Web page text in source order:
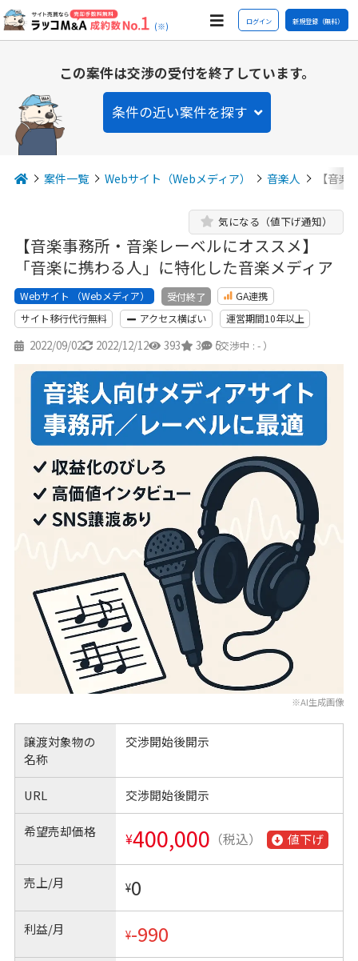
(※) ログイン 新規登録（無料）
この案件は交渉の受付を終了しています。
条件の近い案件を探す
案件一覧 Webサイト（Webメディア） 音楽人 【音
【音楽事務所・音楽レーベルにオススメ】
「音楽に携わる人」に特化した音楽メディア
気になる（値下げ通知）
Webサイト （Webメディア） 受付終了
GA連携
サイト移行代行無料
アクセス横ばい 運営期間10年以上
2022/09/02 2022/12/12 393 3 5
（交渉中 : - ）
※AI生成画像
譲渡対象物の
名称
交渉開始後開示
URL 交渉開始後開示
希望売却価格 ¥400,000 （税込） 値下げ
売上/月 ¥0
利益/月 ¥-990